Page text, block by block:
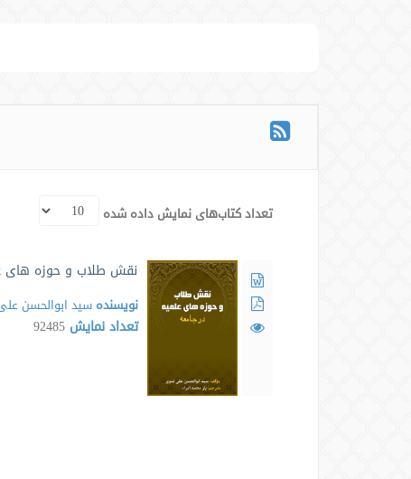
تعداد کتاب‌های نمایش داده شده
نقش طلاب و حوزه های
نویسنده سید ابوالحسن
تعداد نمایش 92485